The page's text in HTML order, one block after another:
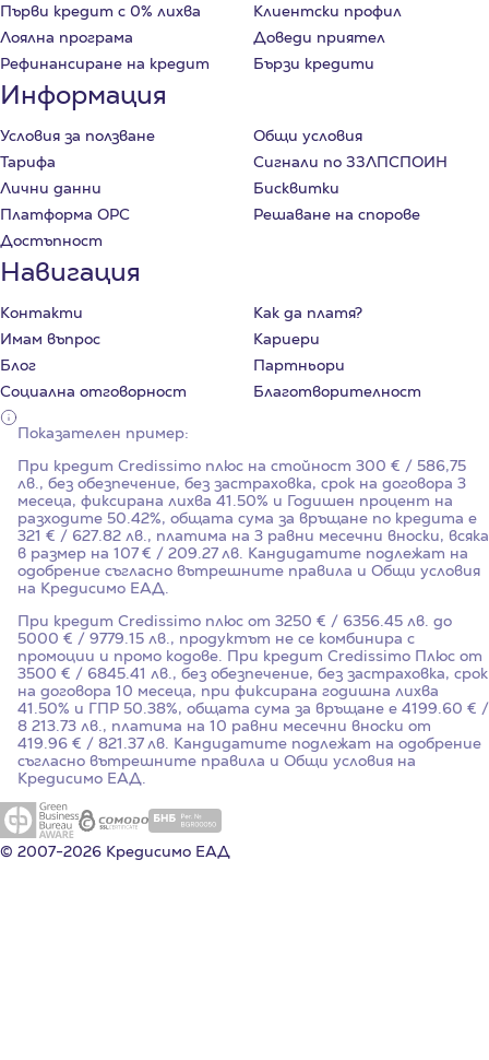
Първи кредит с 0% лихва
Клиентски профил
Лоялна програма
Доведи приятел
Рефинансиране на кредит
Бързи кредити
Информация
Условия за ползване
Общи условия
Тарифа
Сигнали по ЗЗЛПСПОИН
Лични данни
Бисквитки
Платформа ОРС
Решаване на спорове
Достъпност
Навигация
Контакти
Как да платя?
Имам въпрос
Кариери
Блог
Партньори
Социална отговорност
Благотворителност
Показателен пример:
При кредит Credissimo плюс на стойност 300 € / 586,75
лв., без обезпечение, без застраховка, срок на договора 3
месеца, фиксирана лихва 41.50% и Годишен процент на
разходите 50.42%, общата сума за връщане по кредита е
321 € / 627.82 лв., платима на 3 равни месечни вноски, всяка
в размер на 107 € / 209.27 лв. Кандидатите подлежат на
одобрение съгласно вътрешните правила и Общи условия
на Кредисимо ЕАД.
При кредит Credissimo плюс от 3250 € / 6356.45 лв. до
5000 € / 9779.15 лв., продуктът не се комбинира с
промоции и промо кодове. При кредит Credissimo Плюс от
3500 € / 6845.41 лв., без обезпечение, без застраховка, срок
на договора 10 месеца, при фиксирана годишна лихва
41.50% и ГПР 50.38%, общата сума за връщане е 4199.60 € /
8 213.73 лв., платима на 10 равни месечни вноски от
419.96 € / 821.37 лв. Кандидатите подлежат на одобрение
съгласно вътрешните правила и Общи условия на
Кредисимо ЕАД.
© 2007-2026 Кредисимо ЕАД